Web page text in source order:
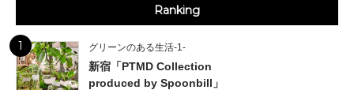
Ranking
1 グリーンのある生活-1-
新宿「PTMD Collection
produced by Spoonbill」